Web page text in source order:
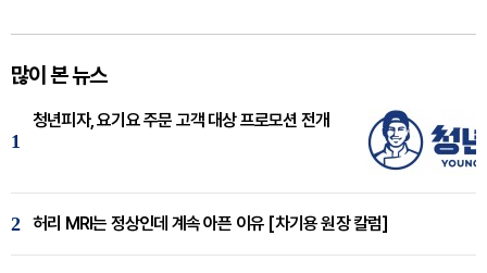
많이 본 뉴스
1
청년피자, 요기요 주문 고객 대상 프로모션 전개
2 허리 MRI는 정상인데 계속 아픈 이유 [차기용 원장 칼럼]